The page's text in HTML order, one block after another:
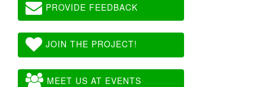
PROVIDE FEEDBACK
JOIN THE PROJECT!
MEET US AT EVENTS